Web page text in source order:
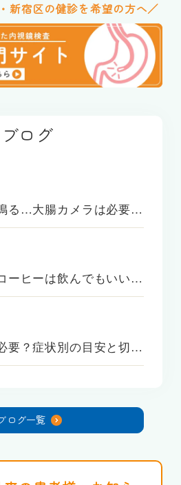
新宿区の健診を希望の方へ／
ブログ
お腹がゴロゴロ鳴る…大腸カメラは必要？｜原因や受診の目安を内視鏡専門医が解説
バレット食道でコーヒーは飲んでもいい？悪化しやすい飲み方と注意点を解説
いぼ痔の手術は必要？症状別の目安と切らない治療法の判断基準
いぼ痔は自分で治せる？症状別の治し方(自宅ケア・病院治療)を徹底解説
ログ一覧